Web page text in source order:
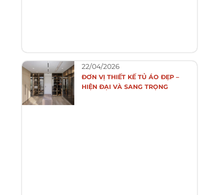
22/04/2026
ĐƠN VỊ THIẾT KẾ TỦ ÁO ĐẸP –
HIỆN ĐẠI VÀ SANG TRỌNG